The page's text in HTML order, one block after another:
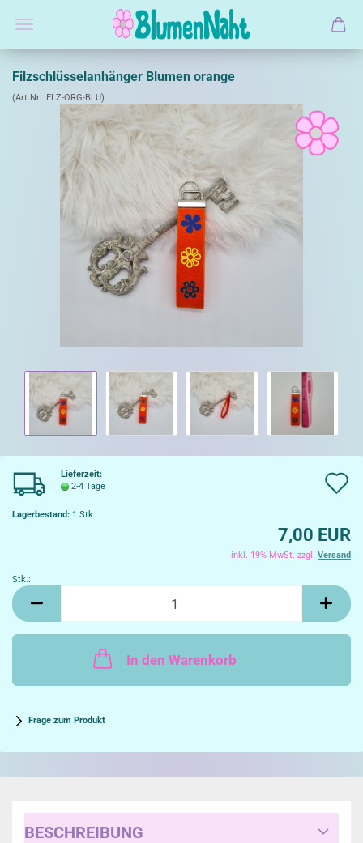
Filzschlüsselanhänger Blumen orange
(Art.Nr.: FLZ-ORG-BLU)
Lieferzeit:
2-4 Tage
Lagerbestand: 1 Stk.
7,00 EUR
inkl. 19% MwSt. zzgl. Versand
Stk.:
Stk.
In den Warenkorb
Frage zum Produkt
BESCHREIBUNG